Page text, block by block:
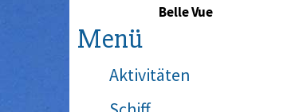
Belle Vue
Menü
Aktivitäten